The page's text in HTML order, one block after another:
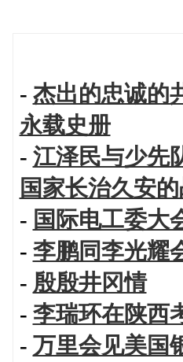
- 杰出的忠诚的
永载史册
- 江泽民与少先
国家长治久安
- 国际电工委大
- 李鹏同李光耀
- 殷殷井冈情
- 李瑞环在陕西
- 万里会见美国